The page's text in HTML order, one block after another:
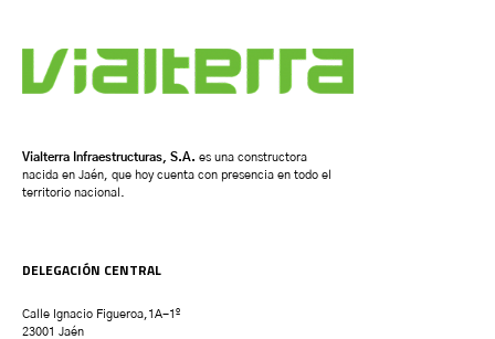
Vialterra Infraestructuras, S.A. es una constructora
nacida en Jaén, que hoy cuenta con presencia en todo el
territorio nacional.
DELEGACIÓN CENTRAL
Calle Ignacio Figueroa,1A-1º
23001 Jaén